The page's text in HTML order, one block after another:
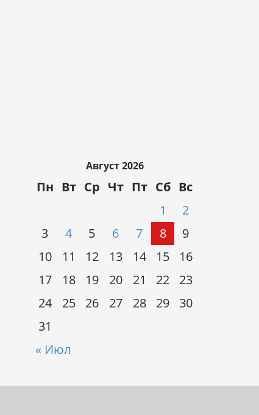
Август 2026
Пн Вт Ср Чт Пт Сб Вс
« Июл
1
2
3
4 5 6 7 8
9
10
11 12 13 14 15
16
17
18 19 20 21 22
23
24
25 26 27 28 29
30
31